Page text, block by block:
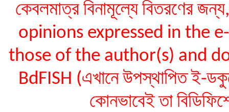
কেবলমাত্র বিনামূল্যে বিতরণের
opinions expressed in the
those of the author(s) and
BdFISH (এখানে উপস্থাপিত ই-
কোনভাবেই তা